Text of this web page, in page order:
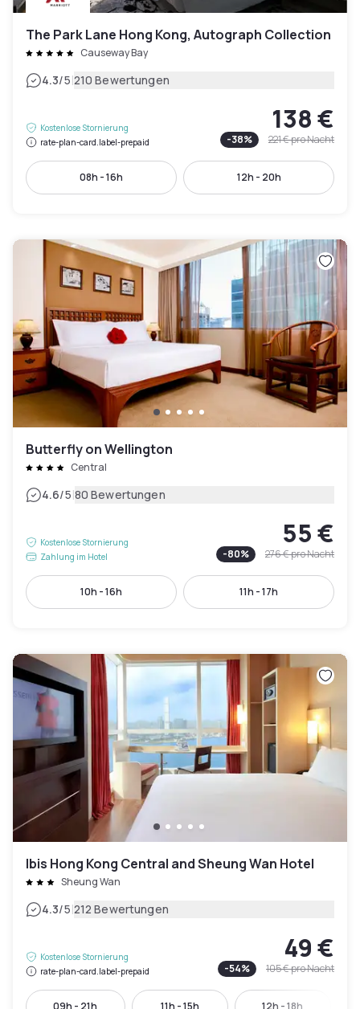
The Park Lane Hong Kong, Autograph Collection
Causeway Bay
4.3/5|210 Bewertungen
Kostenlose Stornierung
rate-plan-card.label-prepaid
138 €
-38% 221 €pro Nacht
08h - 16h 12h - 20h
Butterfly on Wellington
Central
4.6/5|80 Bewertungen
Kostenlose Stornierung
Zahlung im Hotel
55 €
-80% 276 €pro Nacht
10h - 16h 11h - 17h
Ibis Hong Kong Central and Sheung Wan Hotel
Sheung Wan
4.3/5|212 Bewertungen
Kostenlose Stornierung
rate-plan-card.label-prepaid
49 €
-54% 105 €pro Nacht